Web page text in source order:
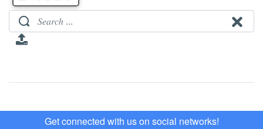
Get connected with us on social networks!